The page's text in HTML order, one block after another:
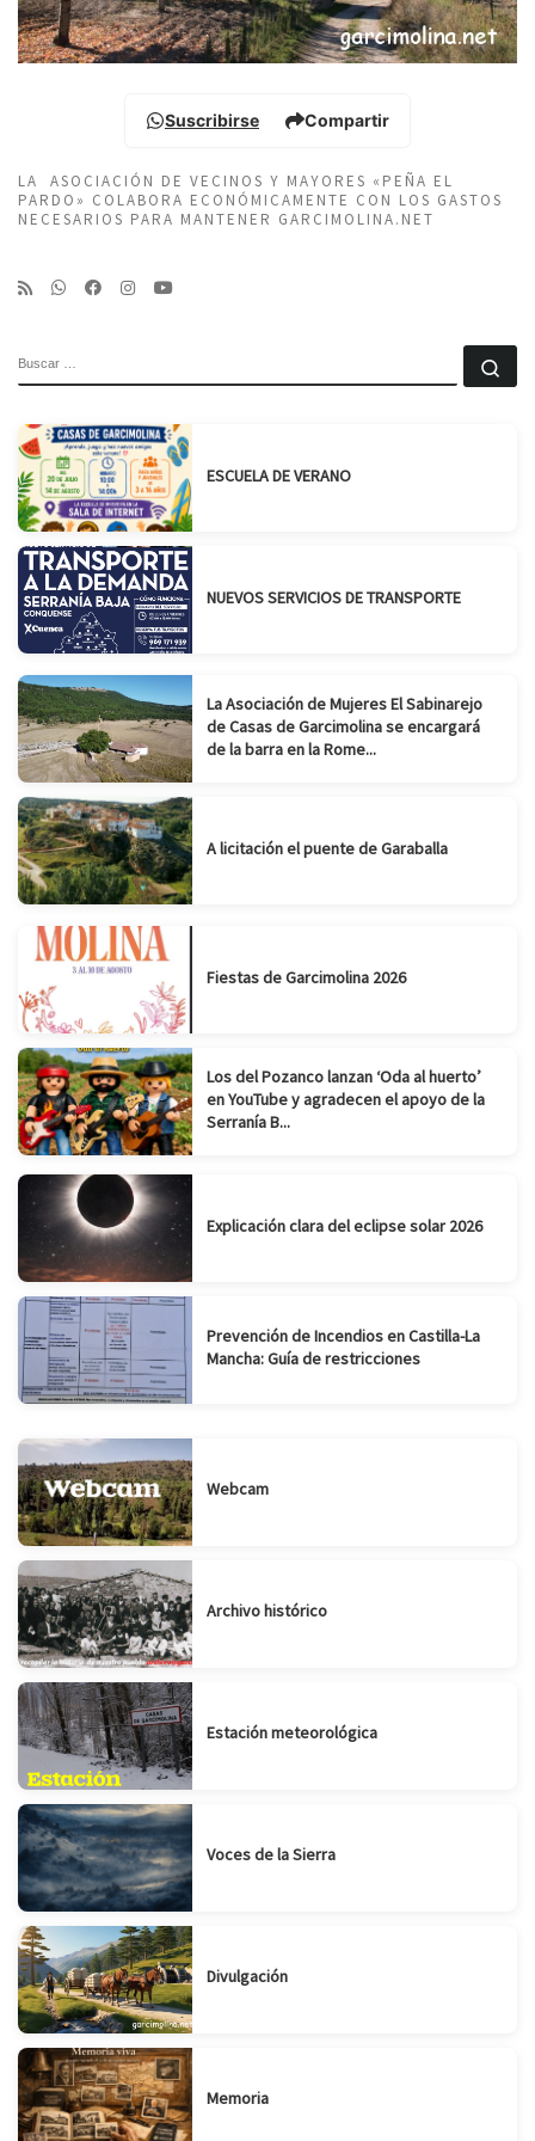
Suscribirse Compartir
LA ASOCIACIÓN DE VECINOS Y MAYORES «PEÑA EL
PARDO» COLABORA ECONÓMICAMENTE CON LOS GASTOS
NECESARIOS PARA MANTENER GARCIMOLINA.NET
ESCUELA DE VERANO
NUEVOS SERVICIOS DE TRANSPORTE
La Asociación de Mujeres El Sabinarejo
de Casas de Garcimolina se encargará
de la barra en la Rome...
A licitación el puente de Garaballa
Fiestas de Garcimolina 2026
Los del Pozanco lanzan ‘Oda al huerto’
en YouTube y agradecen el apoyo de la
Serranía B...
Explicación clara del eclipse solar 2026
Prevención de Incendios en Castilla-La
Mancha: Guía de restricciones
Webcam
Archivo histórico
Estación meteorológica
Voces de la Sierra
Divulgación
Memoria